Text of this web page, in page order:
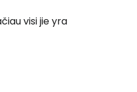
visi jie yra